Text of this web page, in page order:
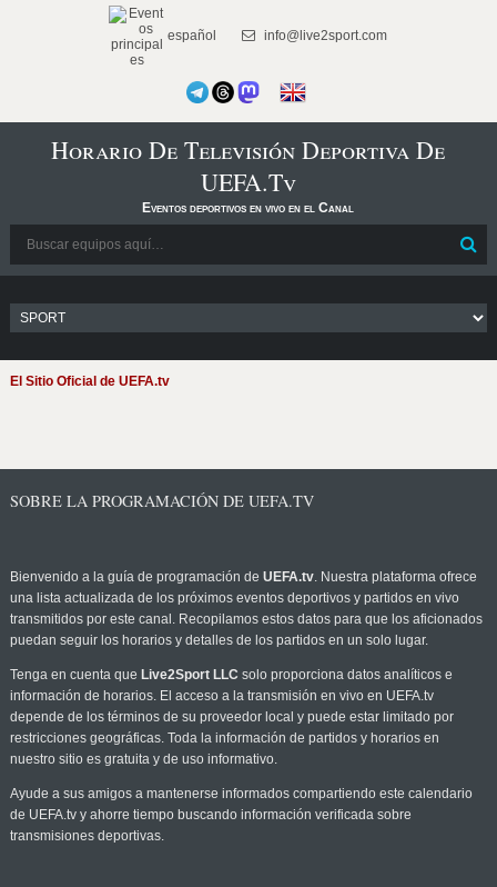
español info@live2sport.com
Horario De Televisión Deportiva De
UEFA.tv
Eventos deportivos en vivo en el Canal
El Sitio Oficial de UEFA.tv
SOBRE LA PROGRAMACIÓN DE UEFA.TV
Bienvenido a la guía de programación de UEFA.tv. Nuestra plataforma ofrece
una lista actualizada de los próximos eventos deportivos y partidos en vivo
transmitidos por este canal. Recopilamos estos datos para que los aficionados
puedan seguir los horarios y detalles de los partidos en un solo lugar.
Tenga en cuenta que Live2Sport LLC solo proporciona datos analíticos e
información de horarios. El acceso a la transmisión en vivo en UEFA.tv
depende de los términos de su proveedor local y puede estar limitado por
restricciones geográficas. Toda la información de partidos y horarios en
nuestro sitio es gratuita y de uso informativo.
Ayude a sus amigos a mantenerse informados compartiendo este calendario
de UEFA.tv y ahorre tiempo buscando información verificada sobre
transmisiones deportivas.